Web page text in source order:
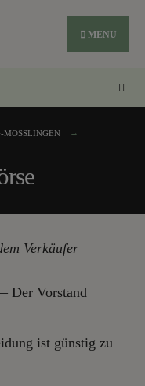
MENU
MOSSLINGEN
Verkäufer
Der Vorstand
ist günstig zu